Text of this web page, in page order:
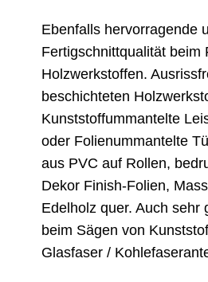
Ebenfalls hervorragende
Fertigschnittqualität beim
Holzwerkstoffen.
beschichteten
Kunststoffummantelte
oder Folienummantelte
aus PVC auf Rollen,
Dekor Finish-Folien,
Edelholz quer. Auch sehr
beim Sägen von
Glasfaser /